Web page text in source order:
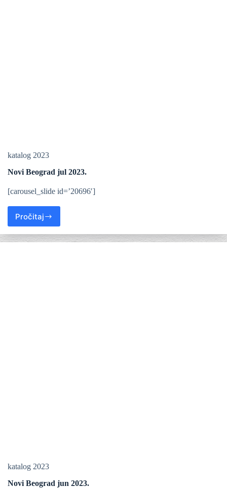
katalog 2023
Novi Beograd jul 2023.
[carousel_slide id=’20696′]
Pročitaj
katalog 2023
Novi Beograd jun 2023.